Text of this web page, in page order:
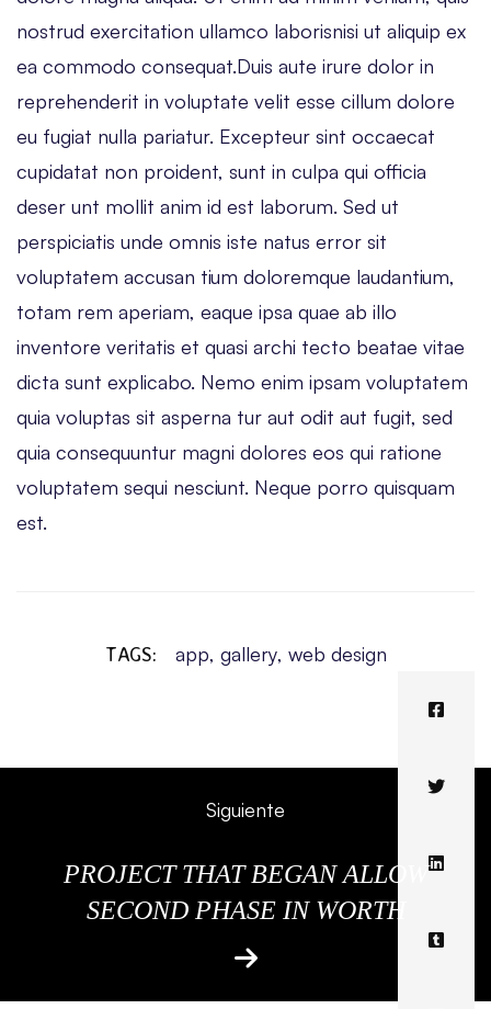
nostrud exercitation ullamco laborisnisi ut aliquip ex
ea commodo consequat.Duis aute irure dolor in
reprehenderit in voluptate velit esse cillum dolore
eu fugiat nulla pariatur. Excepteur sint occaecat
cupidatat non proident, sunt in culpa qui officia
deser unt mollit anim id est laborum. Sed ut
perspiciatis unde omnis iste natus error sit
voluptatem accusan tium doloremque laudantium,
totam rem aperiam, eaque ipsa quae ab illo
inventore veritatis et quasi archi tecto beatae vitae
dicta sunt explicabo. Nemo enim ipsam voluptatem
quia voluptas sit asperna tur aut odit aut fugit, sed
quia consequuntur magni dolores eos qui ratione
voluptatem sequi nesciunt. Neque porro quisquam
est.
TAGS: app, gallery, web design
Siguiente
PROJECT THAT BEGAN ALLOW
SECOND PHASE IN WORTH